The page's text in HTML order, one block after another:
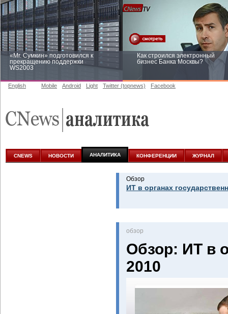
«Mr. Сумкин» подготовился к
прекращению поддержки
WS2003
Как строился электронный
бизнес Банка Москвы?
аналитике
English Mobile Android Light Twitter (topnews) Facebook
CNEWS НОВОСТИ АНАЛИТИКА КОНФЕРЕНЦИИ ЖУРНАЛ
Обзор
ИТ в органах
oбзор
Обзор: ИТ в
2010